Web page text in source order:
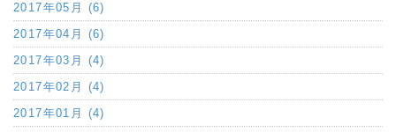
2017年05月 (6)
2017年04月 (6)
2017年03月 (4)
2017年02月 (4)
2017年01月 (4)